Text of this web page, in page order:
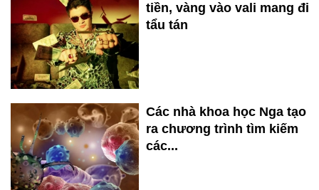
tiền, vàng vào vali mang đi
tẩu tán
Các nhà khoa học Nga tạo
ra chương trình tìm kiếm
các...